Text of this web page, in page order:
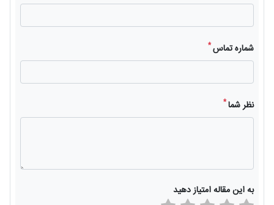
شماره تماس*
نظر شما*
به این مقاله امتیاز دهید